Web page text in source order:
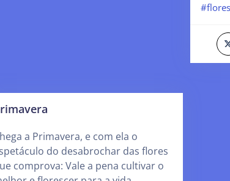
a Primavera, e com ela o
do desabrochar das flores
comprova: Vale a pena cultivar o
#flores